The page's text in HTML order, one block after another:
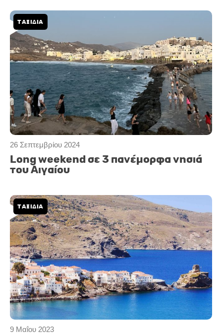
26 Σεπτεμβρίου 2024
ΤΑΞΙΔΙΑ
Long weekend σε 3 πανέμορφα νησιά
του Αιγαίου
9 Μαΐου 2023
ΤΑΞΙΔΙΑ